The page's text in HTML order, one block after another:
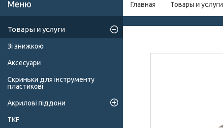
Главная Товары и услуги
Товары и услуги
Зі знижкою
Аксесуари
Скриньки для інструменту
пластикові
Акрилові піддони
TKF